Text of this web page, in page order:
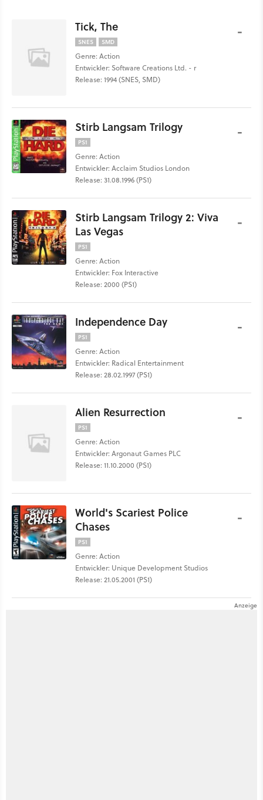
Tick, The
SNES SMD
Genre: Action
Entwickler: Software Creations Ltd. - r
Release: 1994 (SNES, SMD)
-
Stirb Langsam Trilogy
PS1
Genre: Action
Entwickler: Acclaim Studios London
Release: 31.08.1996 (PS1)
-
Stirb Langsam Trilogy 2: Viva
Las Vegas
PS1
Genre: Action
Entwickler: Fox Interactive
Release: 2000 (PS1)
-
Independence Day
PS1
Genre: Action
Entwickler: Radical Entertainment
Release: 28.02.1997 (PS1)
-
Alien Resurrection
PS1
Genre: Action
Entwickler: Argonaut Games PLC
Release: 11.10.2000 (PS1)
-
World's Scariest Police
Chases
PS1
Genre: Action
Entwickler: Unique Development Studios
Release: 21.05.2001 (PS1)
-